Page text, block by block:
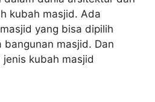
kubah masjid. Ada
yang bisa dipilih
bangunan masjid. Dan
kubah masjid